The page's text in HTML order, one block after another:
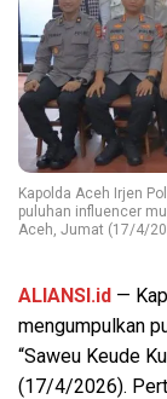
Kapolda Aceh Irjen
puluhan influencer
Aceh, Jumat (17/4/
ALIANSI.id —
mengumpulkan
“Saweu Keude
(17/4/2026).